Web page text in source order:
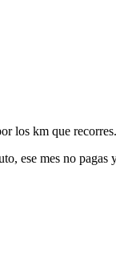
los km que recorres.
ese mes no pagas